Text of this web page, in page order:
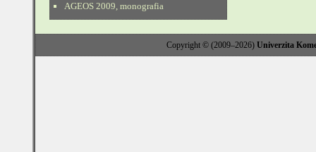
AGEOS 2009, monografia
Copyright © (2009–2026) Univerzita